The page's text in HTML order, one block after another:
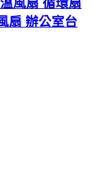
風扇 循環扇
扇 辦公室台